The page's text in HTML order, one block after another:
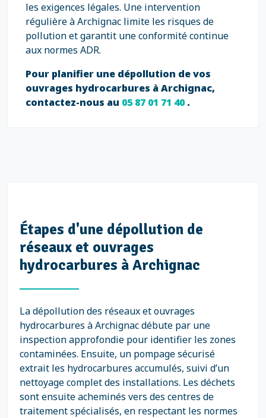
les exigences légales. Une intervention
régulière à Archignac limite les risques de
pollution et garantit une conformité continue
aux normes ADR.
Pour planifier une dépollution de vos
ouvrages hydrocarbures à Archignac,
contactez-nous au 05 87 01 71 40.
Étapes d'une dépollution de
réseaux et ouvrages
hydrocarbures à Archignac
La dépollution des réseaux et ouvrages
hydrocarbures à Archignac débute par une
inspection approfondie pour identifier les zones
contaminées. Ensuite, un pompage sécurisé
extrait les hydrocarbures accumulés, suivi d’un
nettoyage complet des installations. Les déchets
sont ensuite acheminés vers des centres de
traitement spécialisés, en respectant les normes